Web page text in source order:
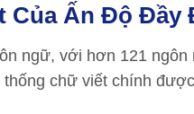
Của Ấn Độ Đầy
ngữ, với hơn 121
chữ viết chính